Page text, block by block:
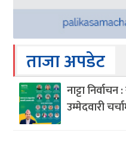
ताजा अपडेट
नाट्टा
उम्मेदवारी